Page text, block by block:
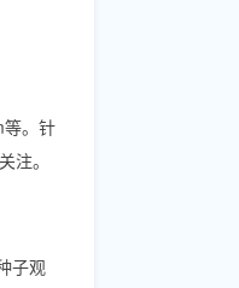
。针
注。
子观